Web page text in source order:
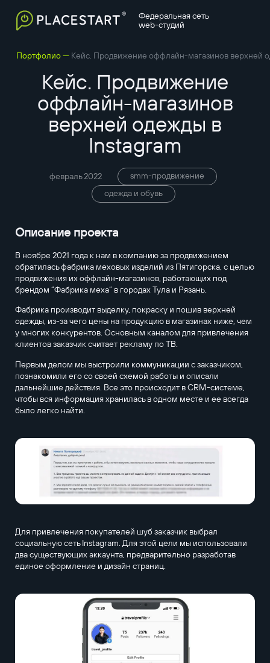
Федеральная сеть
web-студий
Портфолио— Кейс. Продвижение оффлайн-магазинов верхней
Кейс. Продвижение
оффлайн-магазинов
верхней одежды в
Instagram
февраль 2022
smm-продвижение
одежда и обувь
Описание проекта
В ноябре 2021 года к нам в компанию за продвижением
обратилась фабрика меховых изделий из Пятигорска, с целью
продвижения их оффлайн-магазинов, работающих под
брендом “Фабрика меха” в городах Тула и Рязань.
Фабрика производит выделку, покраску и пошив верхней
одежды, из-за чего цены на продукцию в магазинах ниже, чем
у многих конкурентов. Основным каналом для привлечения
клиентов заказчик считает рекламу по ТВ.
Первым делом мы выстроили коммуникации с заказчиком,
познакомили его со своей схемой работы и описали
дальнейшие действия. Все это происходит в CRM-системе,
чтобы вся информация хранилась в одном месте и ее всегда
было легко найти.
Для привлечения покупателей шуб заказчик выбрал
социальную сеть Instagram. Для этой цели мы использовали
два существующих аккаунта, предварительно разработав
единое оформление и дизайн страниц.